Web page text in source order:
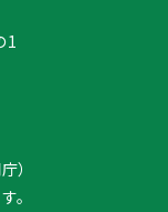
1
）
。